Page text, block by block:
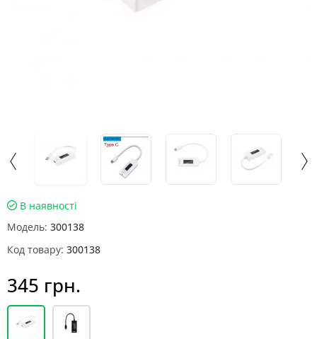
В наявності
Модель: 300138
Код товару: 300138
345 грн.